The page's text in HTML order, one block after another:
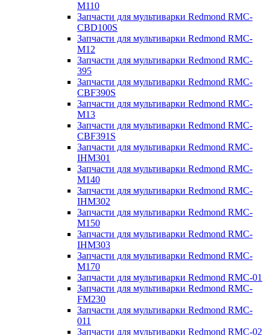
M110
Запчасти для мультиварки Redmond RMC-
CBD100S
Запчасти для мультиварки Redmond RMC-
M12
Запчасти для мультиварки Redmond RMC-
395
Запчасти для мультиварки Redmond RMC-
CBF390S
Запчасти для мультиварки Redmond RMC-
M13
Запчасти для мультиварки Redmond RMC-
CBF391S
Запчасти для мультиварки Redmond RMC-
IHM301
Запчасти для мультиварки Redmond RMC-
M140
Запчасти для мультиварки Redmond RMC-
IHM302
Запчасти для мультиварки Redmond RMC-
M150
Запчасти для мультиварки Redmond RMC-
IHM303
Запчасти для мультиварки Redmond RMC-
M170
Запчасти для мультиварки Redmond RMC-01
Запчасти для мультиварки Redmond RMC-
FM230
Запчасти для мультиварки Redmond RMC-
011
Запчасти для мультиварки Redmond RMC-02